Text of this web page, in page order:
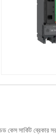
কেস সার্কিট